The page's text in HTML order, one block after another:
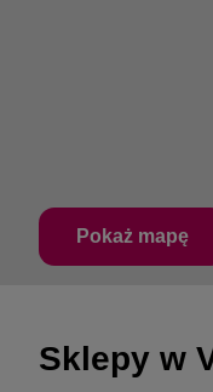
Pokaż mapę
Sklepy w